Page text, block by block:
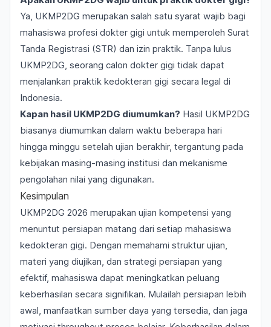
Ya, UKMP2DG merupakan salah satu syarat wajib bagi
mahasiswa profesi dokter gigi untuk memperoleh Surat
Tanda Registrasi (STR) dan izin praktik. Tanpa lulus
UKMP2DG, seorang calon dokter gigi tidak dapat
menjalankan praktik kedokteran gigi secara legal di
Indonesia.
Kapan hasil UKMP2DG diumumkan? Hasil UKMP2DG
biasanya diumumkan dalam waktu beberapa hari
hingga minggu setelah ujian berakhir, tergantung pada
kebijakan masing-masing institusi dan mekanisme
pengolahan nilai yang digunakan.
Kesimpulan
UKMP2DG 2026 merupakan ujian kompetensi yang
menuntut persiapan matang dari setiap mahasiswa
kedokteran gigi. Dengan memahami struktur ujian,
materi yang diujikan, dan strategi persiapan yang
efektif, mahasiswa dapat meningkatkan peluang
keberhasilan secara signifikan. Mulailah persiapan lebih
awal, manfaatkan sumber daya yang tersedia, dan jaga